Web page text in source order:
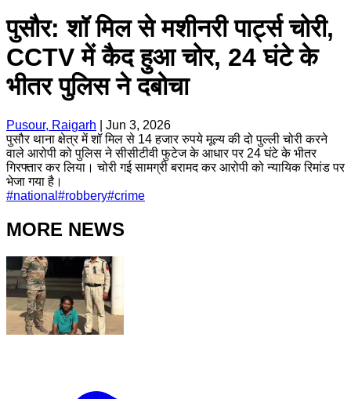
पुसौर: शॉ मिल से मशीनरी पार्ट्स चोरी,
CCTV में कैद हुआ चोर, 24 घंटे के
भीतर पुलिस ने दबोचा
Pusour, Raigarh
Jun 3, 2026
पुसौर थाना क्षेत्र में शॉ मिल से 14 हजार रुपये मूल्य की दो पुल्ली चोरी करने
वाले आरोपी को पुलिस ने सीसीटीवी फुटेज के आधार पर 24 घंटे के भीतर
गिरफ्तार कर लिया। चोरी गई सामग्री बरामद कर आरोपी को न्यायिक रिमांड पर
भेजा गया है।
#national #robbery#crime
MORE NEWS